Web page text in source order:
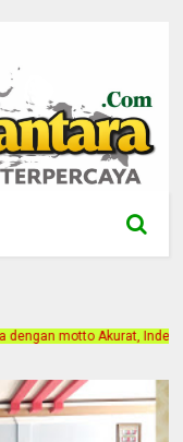
Terpercaya. Alamat